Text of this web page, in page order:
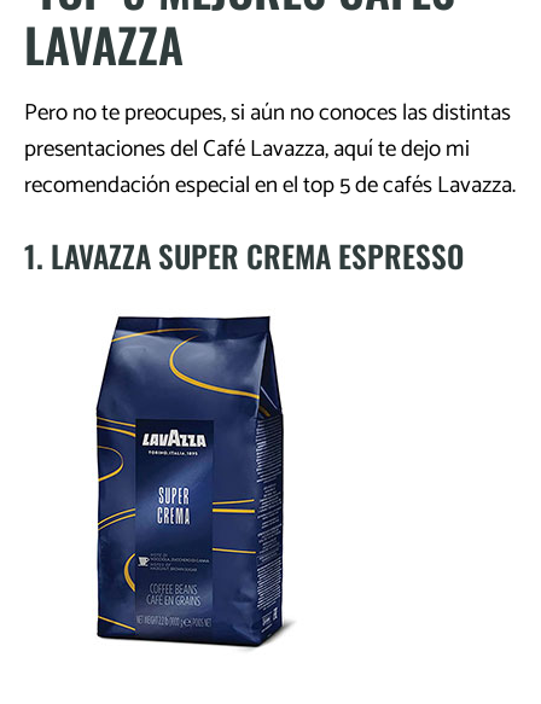
LAVAZZA
Pero no te preocupes, si aún no conoces las distintas
presentaciones del Café Lavazza, aquí te dejo mi
recomendación especial en el top 5 de cafés Lavazza.
1. LAVAZZA SUPER CREMA ESPRESSO